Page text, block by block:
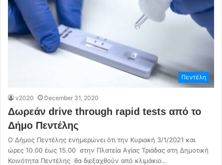
Πεντέλη
v2020 December 31, 2020
Δωρεάν drive through rapid tests από το
Δήμο Πεντέλης
Ο Δήμος Πεντέλης ενημερώνει ότι την Κυριακή 3/1/2021 και
ώρες 10.00 έως 15.00 στην Πλατεία Αγίας Τριάδας στη Δημοτική
Κοινότητα Πεντέλης θα διεξαχθούν από κλιμάκιο…